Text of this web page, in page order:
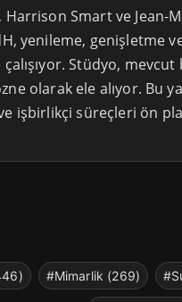
Harrison Smart ve Jean-
yenileme, genişletme
Stüdyo, mevcut
olarak ele alıyor. Bu
işbirlikçi süreçleri ön
#Mimarlik (269)